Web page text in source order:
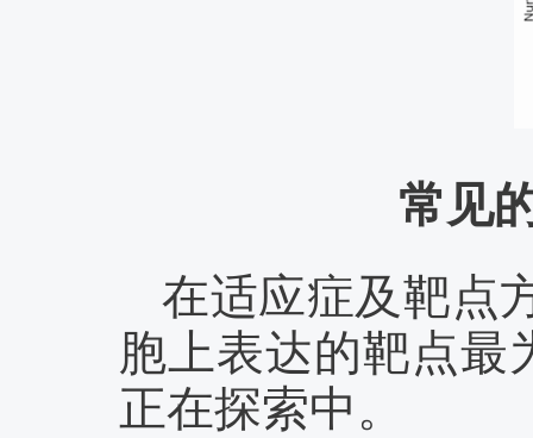
常见
在适应症及靶点
胞上表达的靶点最
正在探索中。